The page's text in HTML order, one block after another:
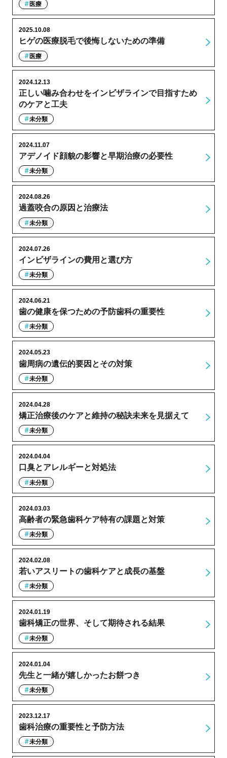
医療
ヒゲの医療脱毛で後悔しないための準備
2025.10.08
医療
正しい噛み合わせをインビザラインで目指すため
のケアと工夫
2024.12.13
未分類
アデノイド顔貌の影響と早期治療の必要性
2024.11.07
未分類
過蓋咬合の原因と治療法
2024.08.26
未分類
インビザラインの費用と選び方
2024.07.26
未分類
歯の健康を保つための予防歯科の重要性
2024.06.21
未分類
歯周病の遺伝的要因とその対策
2024.05.23
未分類
矯正治療後のケアと維持の秘訣未来を見据えて
2024.04.28
未分類
口臭とアレルギーと対処法
2024.04.04
未分類
高齢者の緊急歯科ケア特有の課題と対策
2024.03.03
未分類
若いアスリートの歯科ケアと成長の基盤
2024.02.08
未分類
歯科矯正の世界、そして期待される結果
2024.01.19
未分類
先生と一緒が嬉しかったお餅つき
2024.01.04
未分類
歯科治療の重要性と予防方法
2023.12.17
未分類